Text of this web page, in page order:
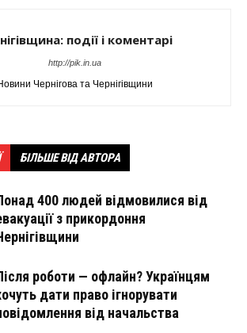
події і коментарі
http://pik.in.ua
Чернігова та Чернігівщини
БІЛЬШЕ ВІД АВТОРА
400 людей відмовилися від
з прикордоння
роботи — офлайн? Українцям
дати право ігнорувати
від начальства